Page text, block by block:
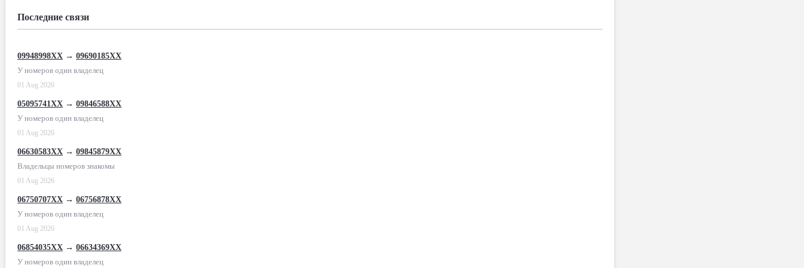
Последние связи
09948998XX → 09690185XX
У номеров один владелец
01 Aug 2026
05095741XX → 09846588XX
У номеров один владелец
01 Aug 2026
06630583XX → 09845879XX
Владельцы номеров знакомы
01 Aug 2026
06750707XX → 06756878XX
У номеров один владелец
01 Aug 2026
06854035XX → 06634369XX
У номеров один владелец